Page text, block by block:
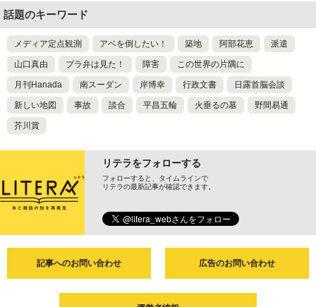
話題のキーワード
メディア定点観測 アベを倒したい！ 築地 阿部花恵 派遣
山口真由 ブラ弁は見た！ 障害 この世界の片隅に
月刊Hanada 南スーダン 岸博幸 行政文書 日露首脳会談
新しい地図 事故 談合 平昌五輪 火垂るの墓 野間易通
芥川賞
リテラをフォローする
フォローすると、タイムラインで
リテラの最新記事が確認できます。
記事へのお問い合わせ 広告のお問い合わせ